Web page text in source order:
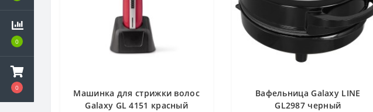
0
0
Машинка для стрижки волос
Galaxy GL 4151 красный
Вафельница Galaxy LINE
GL2987 черный